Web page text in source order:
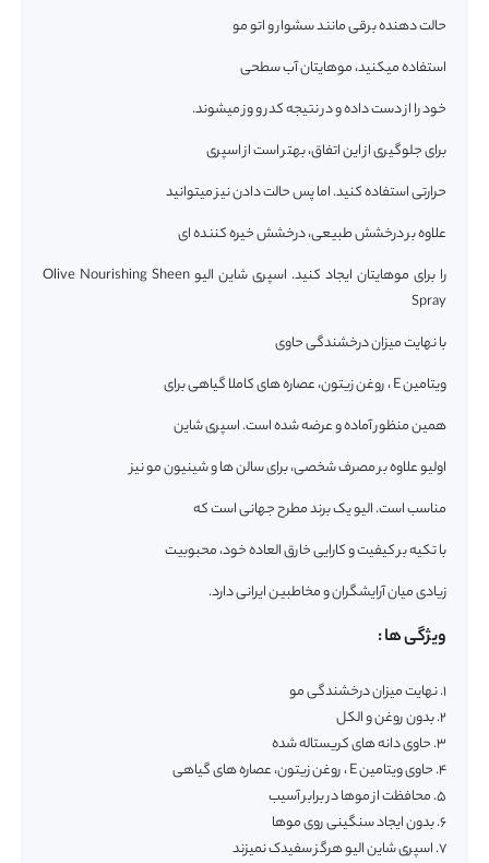
حالت دهنده برقی مانند سشوار و اتو مو
استفاده میکنید، موهایتان آب سطحی
خود را از دست داده و در نتیجه کدر و وز میشوند.
برای جلوگیری از این اتفاق، بهتر است از اسپری
حرارتی استفاده کنید. اما پس حالت دادن نیز میتوانید
علاوه بر درخشش طبیعی، درخشش خیره کننده ای
را برای موهایتان ایجاد کنید. اسپری شاین الیو Olive Nourishing Sheen
Spray
با نهایت میزان درخشندگی حاوی
ویتامین E ، روغن زیتون، عصاره های کاملا گیاهی برای
همین منظور آماده و عرضه شده است. اسپری شاین
اولیو علاوه بر مصرف شخصی، برای سالن ها و شینیون مو نیز
مناسب است. الیو یک برند مطرح جهانی است که
با تکیه بر کیفیت و کارایی خارق العاده خود، محبوبیت
زیادی میان آرایشگران و مخاطبین ایرانی دارد.
ویژگی ها :
۱. نهایت میزان درخشندگی مو
۲. بدون روغن و الکل
۳. حاوی دانه های کریستاله شده
4. حاوی ویتامین E ، روغن زیتون، عصاره های گیاهی
۵. محافظت از موها در برابر آسیب
۶. بدون ایجاد سنگینی روی موها
۷. اسپری شاین الیو هرگز سفیدک نمیزند